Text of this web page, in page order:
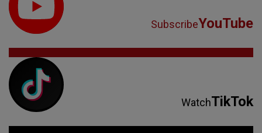
SubscribeYouTube
WatchTikTok